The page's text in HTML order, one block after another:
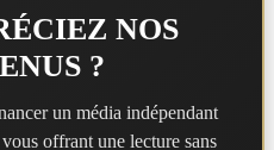
NOS
?
un média indépendant
offrant une lecture sans